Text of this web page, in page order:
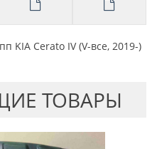
KIA Cerato IV (V-все, 2019-)
ТОВАРЫ